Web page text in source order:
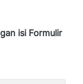
isi Formulir